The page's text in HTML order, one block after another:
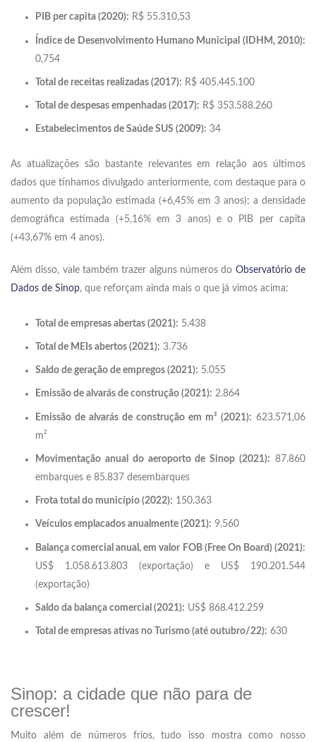
PIB per capita (2020): R$ 55.310,53
Índice de Desenvolvimento Humano Municipal (IDHM, 2010):
0,754
Total de receitas realizadas (2017): R$ 405.445.100
Total de despesas empenhadas (2017): R$ 353.588.260
Estabelecimentos de Saúde SUS (2009): 34
As atualizações são bastante relevantes em relação aos últimos
dados que tínhamos divulgado anteriormente, com destaque para o
aumento da população estimada (+6,45% em 3 anos); a densidade
demográfica estimada (+5,16% em 3 anos) e o PIB per capita
(+43,67% em 4 anos).
Além disso, vale também trazer alguns números do Observatório de
Dados de Sinop, que reforçam ainda mais o que já vimos acima:
Total de empresas abertas (2021): 5.438
Total de MEIs abertos (2021): 3.736
Saldo de geração de empregos (2021): 5.055
Emissão de alvarás de construção (2021): 2.864
Emissão de alvarás de construção em m² (2021): 623.571,06
m²
Movimentação anual do aeroporto de Sinop (2021): 87.860
embarques e 85.837 desembarques
Frota total do município (2022): 150.363
Veículos emplacados anualmente (2021): 9.560
Balança comercial anual, em valor FOB (Free On Board) (2021):
US$ 1.058.613.803 (exportação) e US$ 190.201.544
(exportação)
Saldo da balança comercial (2021): US$ 868.412.259
Total de empresas ativas no Turismo (até outubro/22): 630
Sinop: a cidade que não para de
crescer!
Muito além de números frios, tudo isso mostra como nosso